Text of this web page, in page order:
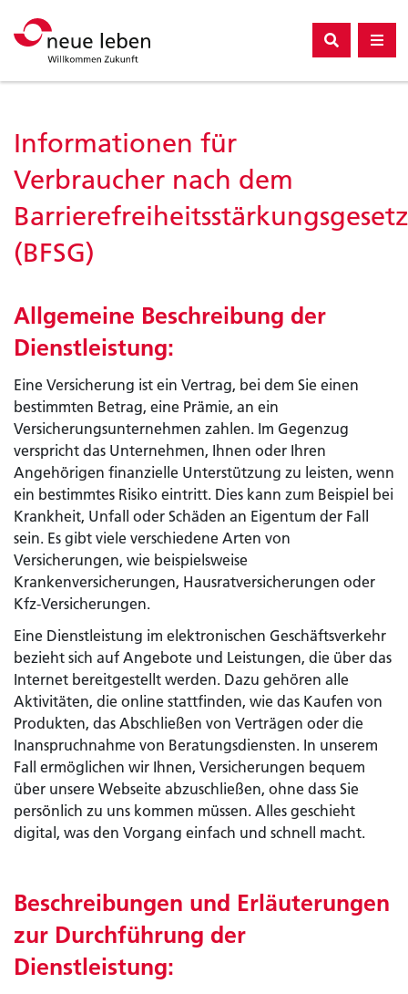
Compliance
Informationen für
Verbraucher nach dem
Barrierefreiheitsstärkungsgesetz
(BFSG)
Allgemeine Beschreibung der
Dienstleistung:
Eine Versicherung ist ein Vertrag, bei dem Sie einen
bestimmten Betrag, eine Prämie, an ein
Versicherungsunternehmen zahlen. Im Gegenzug
verspricht das Unternehmen, Ihnen oder Ihren
Angehörigen finanzielle Unterstützung zu leisten, wenn
ein bestimmtes Risiko eintritt. Dies kann zum Beispiel bei
Krankheit, Unfall oder Schäden an Eigentum der Fall
sein. Es gibt viele verschiedene Arten von
Versicherungen, wie beispielsweise
Krankenversicherungen, Hausratversicherungen oder
Kfz-Versicherungen.
Eine Dienstleistung im elektronischen Geschäftsverkehr
bezieht sich auf Angebote und Leistungen, die über das
Internet bereitgestellt werden. Dazu gehören alle
Aktivitäten, die online stattfinden, wie das Kaufen von
Produkten, das Abschließen von Verträgen oder die
Inanspruchnahme von Beratungsdiensten. In unserem
Fall ermöglichen wir Ihnen, Versicherungen bequem
über unsere Webseite abzuschließen, ohne dass Sie
persönlich zu uns kommen müssen. Alles geschieht
digital, was den Vorgang einfach und schnell macht.
Beschreibungen und Erläuterungen
zur Durchführung der
Dienstleistung: